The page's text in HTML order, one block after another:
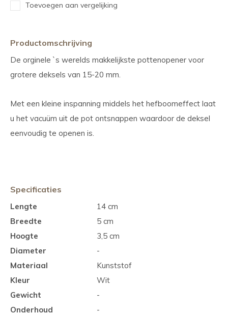
Toevoegen aan vergelijking
Productomschrijving
De orginele `s werelds makkelijkste pottenopener voor
grotere deksels van 15-20 mm.
Met een kleine inspanning middels het hefboomeffect laat
u het vacuüm uit de pot ontsnappen waardoor de deksel
eenvoudig te openen is.
Specificaties
Lengte
14 cm
Breedte
5 cm
Hoogte
3,5 cm
Diameter
-
Materiaal
Kunststof
Kleur
Wit
Gewicht
-
Onderhoud
-